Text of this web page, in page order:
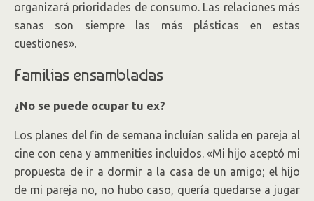
organizará prioridades de consumo. Las relaciones más
sanas son siempre las más plásticas en estas
cuestiones».
Familias ensambladas
¿No se puede ocupar tu ex?
Los planes del fin de semana incluían salida en pareja al
cine con cena y ammenities incluidos. «Mi hijo aceptó mi
propuesta de ir a dormir a la casa de un amigo; el hijo
de mi pareja no, no hubo caso, quería quedarse a jugar